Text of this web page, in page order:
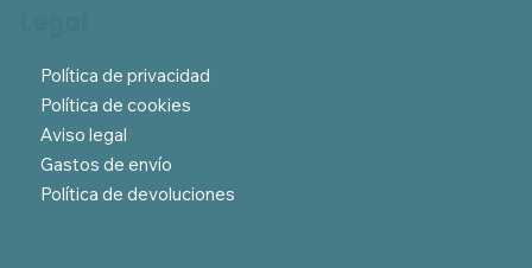
Política de privacidad
Política de cookies
Aviso legal
Gastos de envío
Política de devoluciones